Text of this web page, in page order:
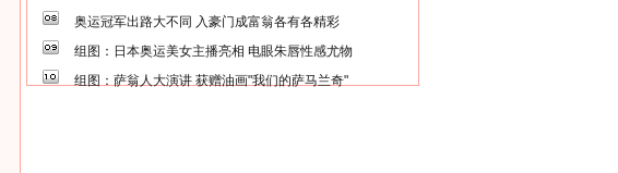
奥运冠军出路大不同 入豪门成富翁各有各精彩
组图：日本奥运美女主播亮相 电眼朱唇性感尤物
组图：萨翁人大演讲 获赠油画"我们的萨马兰奇"